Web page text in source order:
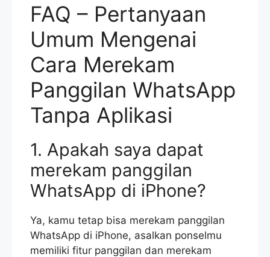
FAQ – Pertanyaan
Umum Mengenai
Cara Merekam
Panggilan WhatsApp
Tanpa Aplikasi
1. Apakah saya dapat
merekam panggilan
WhatsApp di iPhone?
Ya, kamu tetap bisa merekam panggilan
WhatsApp di iPhone, asalkan ponselmu
memiliki fitur panggilan dan merekam